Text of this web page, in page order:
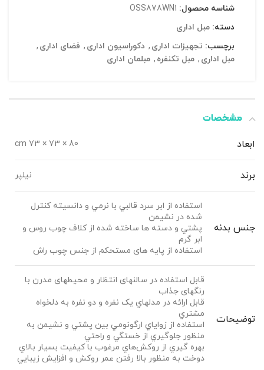
شناسه محصول: OSS878WN1
دسته: مبل اداری
برچسب: تجهیزات اداری , دکوراسیون اداری , فضای اداری ,
مبل اداری , مبل تکنفره , مبلمان اداری
مشخصات
ابعاد 80 × 73 × 73 cm
برند نیلپر
جنس بدنه
استفاده از ابر سرد قالبي با نرمي و دانسيته کنترل
شده در نشیمن
پشتي و دسته ها ساخته شده از کلاف چوب روس و
ابر گرم
استفاده از پایه های مستحکم از جنس چوب راش
توضیحات
قابل استفاده در سالنهای انتظار و محیطهای مدرن با
رنگهای جذاب
قابل ارائه در مدلهاي يک نفره و دو نفره به دلخواه
مشتري
استفاده از زواياي ارگونومي بين پشتي و نشيمن به
منظور جلوگيري از خستگي و راحتي
بهره گيري از روکش‌هاي مرغوب با کيفيت بسيار بالاي
دوخت به منظور بالا رفتن عمر روکش و افزايش زيبايي